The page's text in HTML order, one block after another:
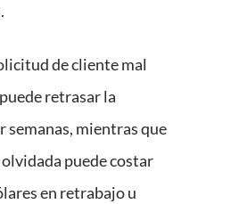
de cliente mal
retrasar la
semanas, mientras que
puede costar
en retrabajo u